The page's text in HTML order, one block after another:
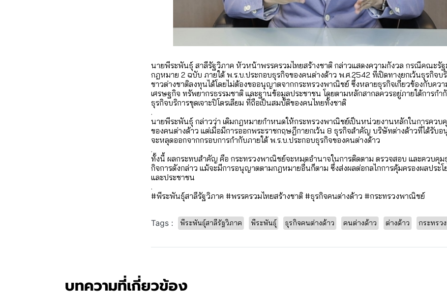
นายพีระพันธุ์ สาลีรัฐวิภาค หัวหน้าพรรครวมไทยสร้างชาติ กล่าวแสดงความกังวล กรณีคณะรั
กฎหมาย 2 ฉบับ ภายใต้ พ.ร.บ.ประกอบธุรกิจของคนต่างด้าว พ.ศ.2542 ที่เปิดทางยกเว้นธุรกิจบ
ชาวต่างชาติลงทุนได้โดยไม่ต้องขออนุญาตจากกระทรวงพาณิชย์ ซึ่งหลายธุรกิจเกี่ยวข้องกับคว
เศรษฐกิจ ทรัพยากรธรรมชาติ และฐานข้อมูลประชาชน โดยตามหลักสากลควรอยู่ภายใต้การกำ
ธุรกิจบริการขุดเจาะปิโตรเลียม ที่ถือเป็นสมบัติของคนไทยทั้งชาติ
.
นายพีระพันธุ์ กล่าวว่า เดิมกฎหมายกำหนดให้กระทรวงพาณิชย์เป็นหน่วยงานหลักในการควบ
ของคนต่างด้าว แต่เมื่อมีการออกพระราชกฤษฎีกายกเว้น 8 ธุรกิจสำคัญ บริษัทต่างด้าวที่ได้รับ
จะหลุดออกจากกรอบการกำกับภายใต้ พ.ร.บ.ประกอบธุรกิจของคนต่างด้าว
.
ทั้งนี้ ผลกระทบสำคัญ คือ กระทรวงพาณิชย์จะหมดอำนาจในการติดตาม ตรวจสอบ และควบคุม
กิจการดังกล่าว แม้จะมีการอนุญาตตามกฎหมายอื่นก็ตาม ซึ่งส่งผลต่อกลไกการคุ้มครองผลประโ
และประชาชน
.
#พีระพันธุ์สาลีรัฐวิภาค #พรรครวมไทยสร้างชาติ #ธุรกิจคนต่างด้าว #กระทรวงพาณิชย์
Tags : พีระพันธุ์สาลีรัฐวิภาค พีระพันธุ์ ธุรกิจคนต่างด้าว คนต่างด้าว ต่างด้าว กระทรว
บทความที่เกี่ยวข้อง